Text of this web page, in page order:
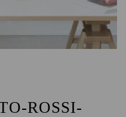
ROSSI-